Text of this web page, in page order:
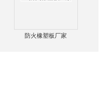
防火橡塑板厂家